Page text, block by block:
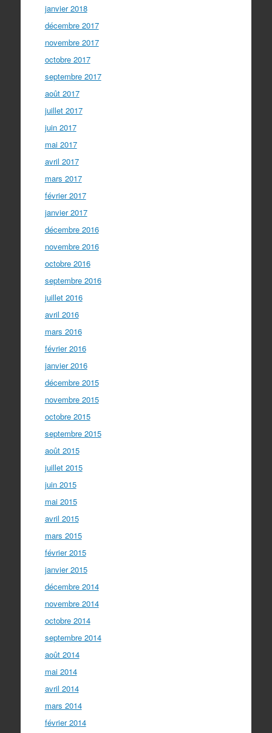
janvier 2018
décembre 2017
novembre 2017
octobre 2017
septembre 2017
août 2017
juillet 2017
juin 2017
mai 2017
avril 2017
mars 2017
février 2017
janvier 2017
décembre 2016
novembre 2016
octobre 2016
septembre 2016
juillet 2016
avril 2016
mars 2016
février 2016
janvier 2016
décembre 2015
novembre 2015
octobre 2015
septembre 2015
août 2015
juillet 2015
juin 2015
mai 2015
avril 2015
mars 2015
février 2015
janvier 2015
décembre 2014
novembre 2014
octobre 2014
septembre 2014
août 2014
mai 2014
avril 2014
mars 2014
février 2014